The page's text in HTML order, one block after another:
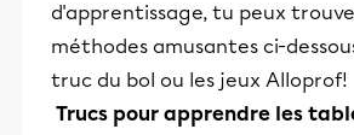
éducative.
d'apprentissage, tu peux
méthodes amusantes ci-
truc du bol ou les jeux Alloprof!
Trucs pour apprendre les